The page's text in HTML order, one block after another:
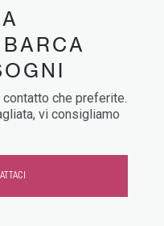
che preferite.
vi consigliamo